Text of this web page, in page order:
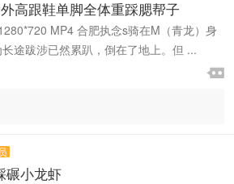
高跟鞋单脚全体重踩腮帮子
MP4 合肥执念s骑在M（青龙）身
途跋涉已然累趴，倒在了地上。但 ...


碾小龙虾